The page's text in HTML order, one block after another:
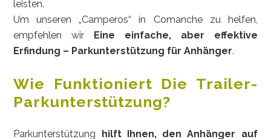
leisten.
Um unseren „Camperos“ in Comanche zu helfen,
empfehlen wir Eine einfache, aber effektive
Erfindung – Parkunterstützung für Anhänger.
Wie Funktioniert Die Trailer-
Parkunterstützung?
Parkunterstützung hilft Ihnen, den Anhänger auf